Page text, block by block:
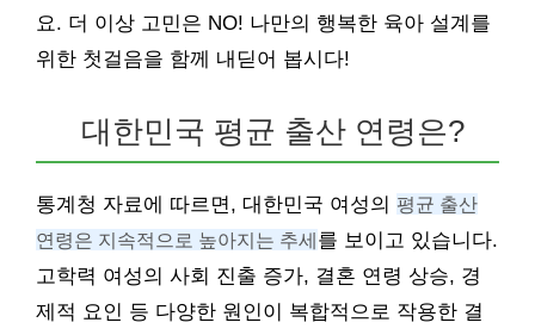
요. 더 이상 고민은 NO! 나만의 행복한 육아 설계를
위한 첫걸음을 함께 내딛어 봅시다!
대한민국 평균 출산 연령은?
통계청 자료에 따르면, 대한민국 여성의 평균 출산
연령은 지속적으로 높아지는 추세를 보이고 있습니다.
고학력 여성의 사회 진출 증가, 결혼 연령 상승, 경
제적 요인 등 다양한 원인이 복합적으로 작용한 결